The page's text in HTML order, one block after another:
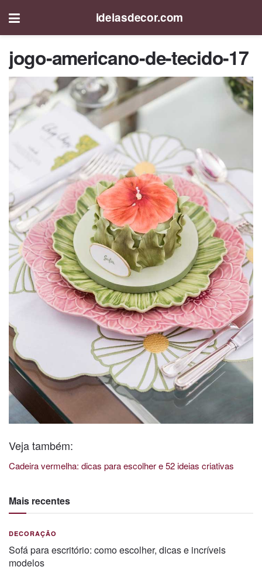
ideiasdecor.com
jogo-americano-de-tecido-17
Veja também:
Cadeira vermelha: dicas para escolher e 52 ideias criativas
Mais recentes
DECORAÇÃO
Sofá para escritório: como escolher, dicas e incríveis
modelos